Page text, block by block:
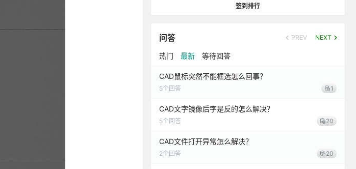
签到排行
问答 PREV NEXT
热门 最新 等待回答
CAD鼠标突然不能框选怎么回事？
5个回答 1
CAD文字镜像后字是反的怎么解决？
5个回答 20
CAD文件打开异常怎么解决？
2个回答 20